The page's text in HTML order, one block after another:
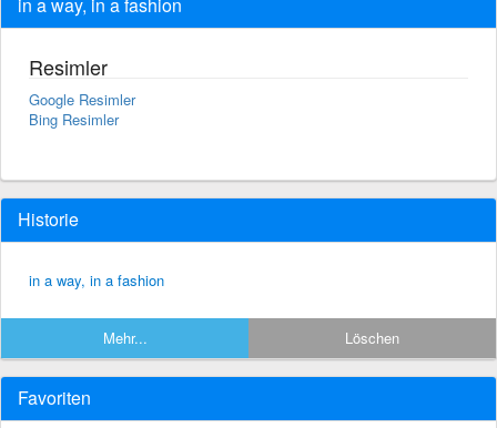
Resimler
Google Resimler
Bing Resimler
Historie
in a way, in a fashion
Mehr... Löschen
Favoriten